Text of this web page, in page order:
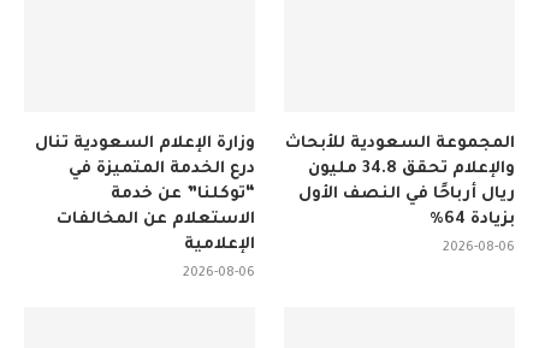
وزارة الإعلام السعودية تنال
درع الخدمة المتميزة في
“توكلنا” عن خدمة
الاستعلام عن المخالفات
الإعلامية
2026-08-06
المجموعة السعودية للأبحاث
والإعلام تحقق 34.8 مليون
ريال أرباحًا في النصف الأول
بزيادة 64%
2026-08-06